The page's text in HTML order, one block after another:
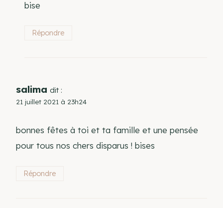
bise
Répondre
salima dit :
21 juillet 2021 à 23h24
bonnes fêtes à toi et ta famille et une pensée
pour tous nos chers disparus ! bises
Répondre